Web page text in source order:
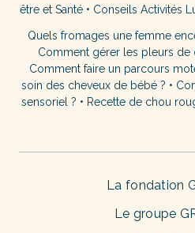
être et Santé• Conseils Activités
Quels fromages une femme
Comment gérer les pleurs de
Comment faire un parcours
soin des cheveux de bébé ? •
sensoriel ? • Recette de chou
La fondation
Le groupe